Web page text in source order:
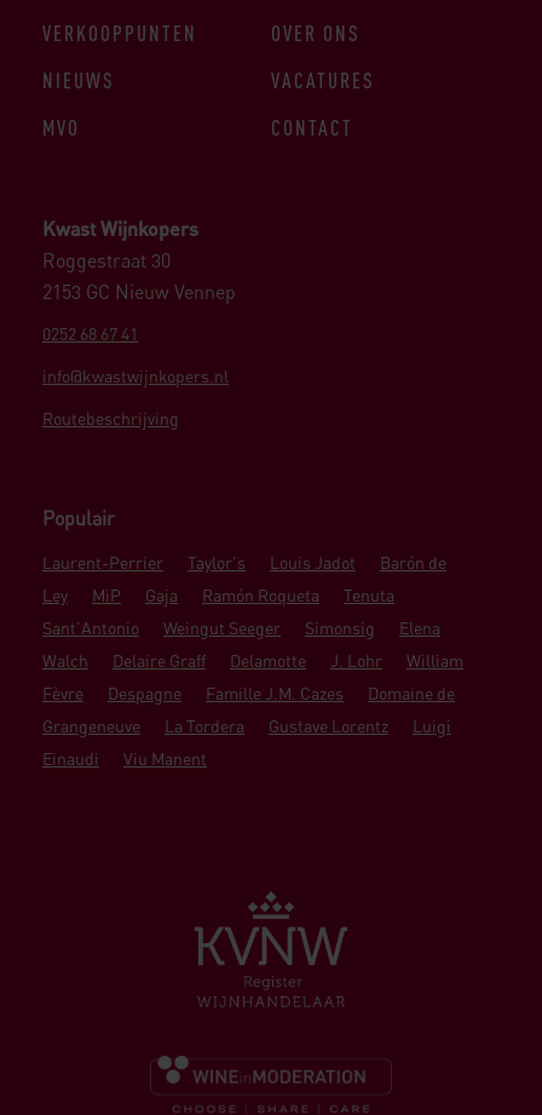
Kwast Wijnkopers
Roggestraat 30
2153 GC Nieuw Vennep
0252 68 67 41
info@kwastwijnkopers.nl
Routebeschrijving
Populair
Laurent-Perrier Taylor's Louis Jadot
Barón de
Ley
MiP Gaja Ramón Roqueta
Tenuta
Sant'Antonio
Weingut Seeger Simonsig
Elena
Walch
Delaire Graff Delamotte J. Lohr
William
Fèvre
Despagne Famille J.M. Cazes
Domaine de
Grangeneuve
La Tordera Gustave Lorentz
Luigi
Einaudi
Viu Manent
VERKOOPPUNTEN
OVER ONS
NIEUWS
VACATURES
MVO
CONTACT